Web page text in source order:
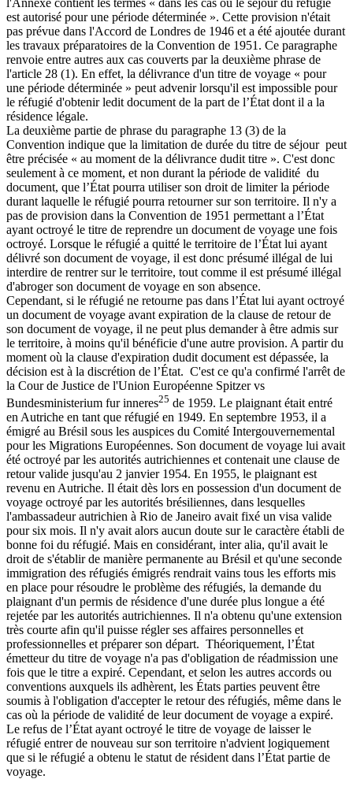
est autorisé pour une période déterminée ». Cette provision n'était
pas prévue dans l'Accord de Londres de 1946 et a été ajoutée durant
les travaux préparatoires de la Convention de 1951. Ce paragraphe
renvoie entre autres aux cas couverts par la deuxième phrase de
l'article 28 (1). En effet, la délivrance d'un titre de voyage « pour
une période déterminée » peut advenir lorsqu'il est impossible pour
le réfugié d'obtenir ledit document de la part de l’État dont il a la
résidence légale.
La deuxième partie de phrase du paragraphe 13 (3) de la
Convention indique que la limitation de durée du titre de séjour peut
être précisée « au moment de la délivrance dudit titre ». C'est donc
seulement à ce moment, et non durant la période de validité du
document, que l’État pourra utiliser son droit de limiter la période
durant laquelle le réfugié pourra retourner sur son territoire. Il n'y a
pas de provision dans la Convention de 1951 permettant a l’État
ayant octroyé le titre de reprendre un document de voyage une fois
octroyé. Lorsque le réfugié a quitté le territoire de l’État lui ayant
délivré son document de voyage, il est donc présumé illégal de lui
interdire de rentrer sur le territoire, tout comme il est présumé illégal
d'abroger son document de voyage en son absence.
Cependant, si le réfugié ne retourne pas dans l’État lui ayant octroyé
un document de voyage avant expiration de la clause de retour de
son document de voyage, il ne peut plus demander à être admis sur
le territoire, à moins qu'il bénéficie d'une autre provision. A partir du
moment où la clause d'expiration dudit document est dépassée, la
décision est à la discrétion de l’État. C'est ce qu'a confirmé l'arrêt de
la Cour de Justice de l'Union Européenne Spitzer vs
Bundesministerium fur inneres25 de 1959. Le plaignant était entré
en Autriche en tant que réfugié en 1949. En septembre 1953, il a
émigré au Brésil sous les auspices du Comité Intergouvernemental
pour les Migrations Européennes. Son document de voyage lui avait
été octroyé par les autorités autrichiennes et contenait une clause de
retour valide jusqu'au 2 janvier 1954. En 1955, le plaignant est
revenu en Autriche. Il était dès lors en possession d'un document de
voyage octroyé par les autorités brésiliennes, dans lesquelles
l'ambassadeur autrichien à Rio de Janeiro avait fixé un visa valide
pour six mois. Il n'y avait alors aucun doute sur le caractère établi de
bonne foi du réfugié. Mais en considérant, inter alia, qu'il avait le
droit de s'établir de manière permanente au Brésil et qu'une seconde
immigration des réfugiés émigrés rendrait vains tous les efforts mis
en place pour résoudre le problème des réfugiés, la demande du
plaignant d'un permis de résidence d'une durée plus longue a été
rejetée par les autorités autrichiennes. Il n'a obtenu qu'une extension
très courte afin qu'il puisse régler ses affaires personnelles et
professionnelles et préparer son départ. Théoriquement, l’État
émetteur du titre de voyage n'a pas d'obligation de réadmission une
fois que le titre a expiré. Cependant, et selon les autres accords ou
conventions auxquels ils adhèrent, les États parties peuvent être
soumis à l'obligation d'accepter le retour des réfugiés, même dans le
cas où la période de validité de leur document de voyage a expiré.
Le refus de l’État ayant octroyé le titre de voyage de laisser le
réfugié entrer de nouveau sur son territoire n'advient logiquement
que si le réfugié a obtenu le statut de résident dans l’État partie de
voyage.